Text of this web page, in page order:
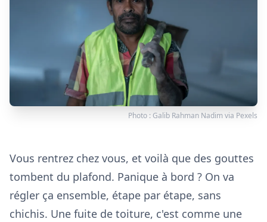
Photo :Galib Rahman Nadim via Pexels
Vous rentrez chez vous, et voilà que des gouttes
tombent du plafond. Panique à bord ? On va
régler ça ensemble, étape par étape, sans
chichis. Une fuite de toiture, c'est comme une